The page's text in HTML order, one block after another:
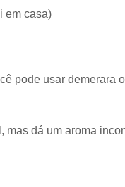
em casa)
pode usar demerara
mas dá um aroma